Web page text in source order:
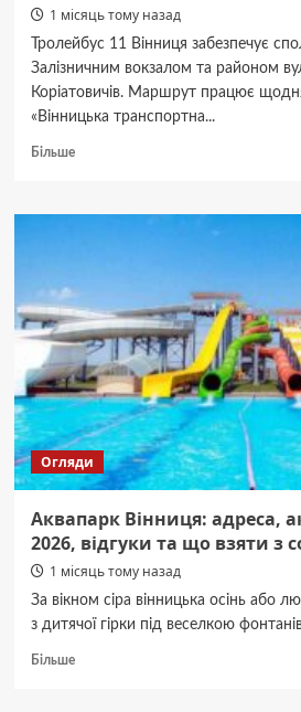
1 місяць тому назад
Тролейбус 11 Вінниця забезпечує
Залізничним вокзалом та районом
Коріатовичів. Маршрут працює
«Вінницька транспортна...
БільшеДокладніше
11
та
ціна
Огляди
Аквапарк Вінниця: адреса,
2026, відгуки та що взяти з
1 місяць тому назад
За вікном сіра вінницька осінь або
з дитячої гірки під веселкою
БільшеДокладніше